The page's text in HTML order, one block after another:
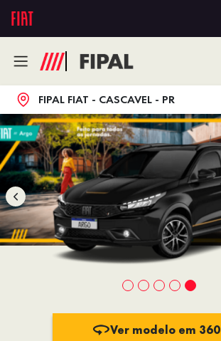
FIPAL FIAT - CASCAVEL - PR
Ver modelo em